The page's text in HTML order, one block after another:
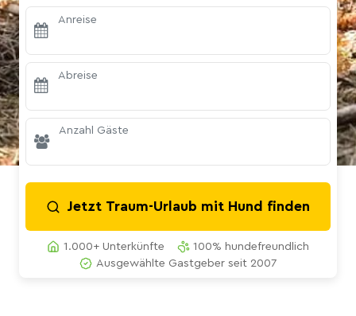
Anreise
Abreise
Anzahl Gäste
Jetzt Traum-Urlaub mit Hund finden
1.000+ Unterkünfte
100% hundefreundlich
Ausgewählte Gastgeber seit 2007